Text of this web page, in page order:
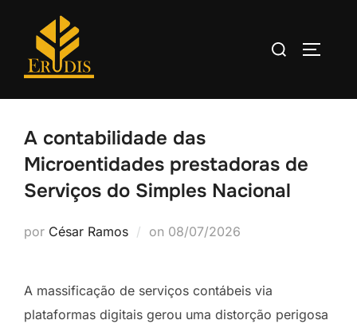
A contabilidade das
Microentidades prestadoras de
Serviços do Simples Nacional
por César Ramos on Postado
08/07/2026
A massificação de serviços contábeis via
plataformas digitais gerou uma distorção perigosa